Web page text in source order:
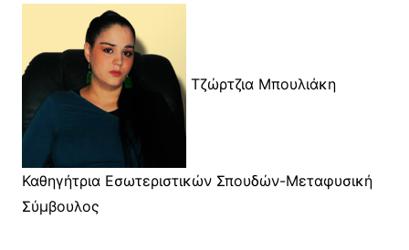
Τζώρτζια Μπουλιάκη
Καθηγήτρια Εσωτεριστικών Σπουδών-Μεταφυσική
Σύμβουλος